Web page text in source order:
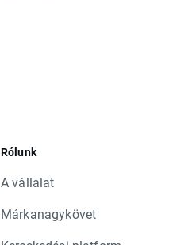
Rólunk
A vállalat
Márkanagykövet